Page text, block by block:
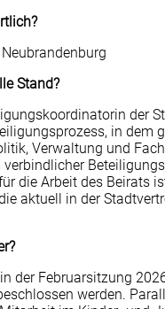
Stand?
der
in dem
Verwaltung und
die Arbeit des Beirats
aktuell in der
der Februarsitzung
werden.